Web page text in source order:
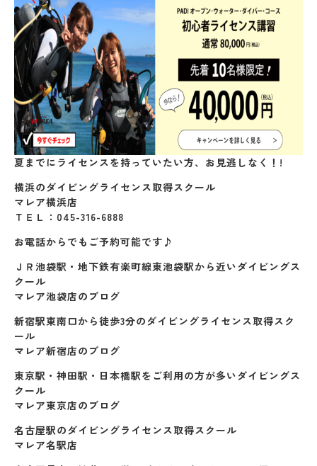
夏までにライセンスを持っていたい方、お見逃しなく！!
横浜のダイビングライセンス取得スクール
マレア横浜店
ＴＥＬ：045-316-6888
お電話からでもご予約可能です♪
ＪＲ池袋駅・地下鉄有楽町線東池袋駅から近いダイビングス
クール
マレア池袋店のブログ
新宿駅東南口から徒歩3分のダイビングライセンス取得スク
ール
マレア新宿店のブログ
東京駅・神田駅・日本橋駅をご利用の方が多いダイビングス
クール
マレア東京店のブログ
名古屋駅のダイビングライセンス取得スクール
マレア名駅店